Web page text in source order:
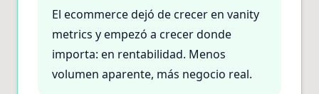
El ecommerce dejó de crecer en vanity
metrics y empezó a crecer donde
importa: en rentabilidad. Menos
volumen aparente, más negocio real.